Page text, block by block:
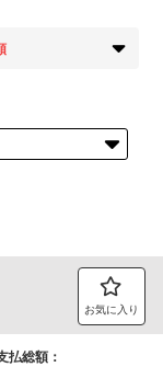
用ページはこちら
高い順
お気に入り
払総額：